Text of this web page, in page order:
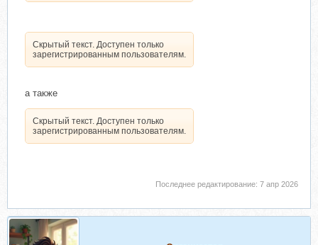
Скрытый текст. Доступен только
зарегистрированным пользователям.
а также
Скрытый текст. Доступен только
зарегистрированным пользователям.
Последнее редактирование: 7 апр 2026